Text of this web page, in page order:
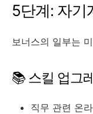
5단계: 자기
보너스의 일부는
📚 스킬 업그
직무 관련 온